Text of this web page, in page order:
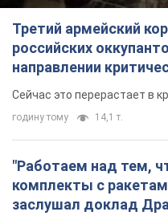
Третий армейский
российских
направлении
удалось
Сейчас это перерастает в
годину тому 14,1 т.
"Работаем над тем,
комплекты с
заслушал доклад